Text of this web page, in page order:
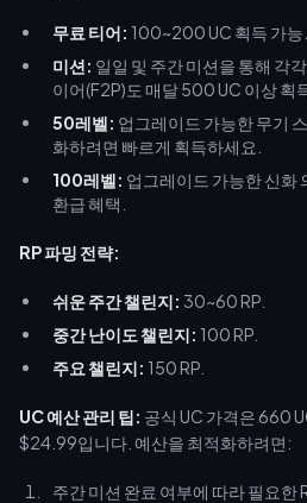
무료 티어: 100~200 UC 획득 가능.
미션: 일일 및 주간 미션을 통해 각
이어(F2P)도 매달 500 UC 이상 획
50레벨: 업그레이드 가능한 무기
화하려면 빠르게 획득하세요.
100레벨: 업그레이드 가능한 신화
환급 혜택.
RP 파밍 전략:
쉬운 주간 챌린지: 30~60 RP.
중간 난이도 챌린지: 100 RP.
주요 챌린지: 150 RP.
UC 예산 관리 팁: 공식 UC 가격은 660
$24.99입니다. 예산을 최적화하려면:
주간 미션 완료 여부에 따라 필요한